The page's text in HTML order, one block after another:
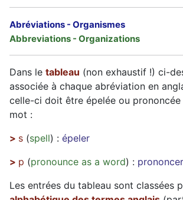
Abréviations - Organismes
Abbreviations - Organizations
Dans le tableau (non exhaustif !) ci-
associée à chaque abréviation en
celle-ci doit être épelée ou prononcée
mot :
> s (spell) : épeler
> p (pronounce as a word) :
Les entrées du tableau sont classées